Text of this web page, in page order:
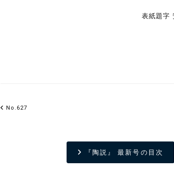
表紙題字
No.627
『陶説』 最新号の目次